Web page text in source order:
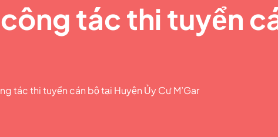
tác thi tuyển
tác thi tuyển cán bộ tại Huyện Ủy Cư M’Gar